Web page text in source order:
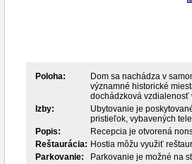
Poloha:
Dom sa nachádza v
významné historické
dochádzková vzdialenosť
Izby:
Ubytovanie je
pristieľok, vybavených
Popis:
Recepcia je otvorená
Reštaurácia: Hostia môžu využiť
Parkovanie:
Parkovanie je možné na